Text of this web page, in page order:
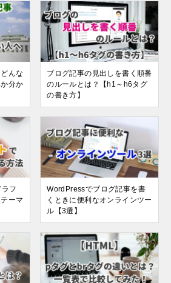
んな
分か
ブログ記事の見出しを書く順番
のルールとは？【h1～h6タグ
の書き方】
フ
ーマ
WordPressでブログ記事を書
くときに便利なオンラインツー
ル【3選】